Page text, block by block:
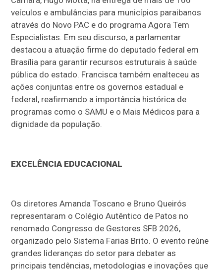
veículos e ambulâncias para municípios paraibanos
através do Novo PAC e do programa Agora Tem
Especialistas. Em seu discurso, a parlamentar
destacou a atuação firme do deputado federal em
Brasília para garantir recursos estruturais à saúde
pública do estado. Francisca também enalteceu as
ações conjuntas entre os governos estadual e
federal, reafirmando a importância histórica de
programas como o SAMU e o Mais Médicos para a
dignidade da população.
EXCELÊNCIA EDUCACIONAL
Os diretores Amanda Toscano e Bruno Queirós
representaram o Colégio Autêntico de Patos no
renomado Congresso de Gestores SFB 2026,
organizado pelo Sistema Farias Brito. O evento reúne
grandes lideranças do setor para debater as
principais tendências, metodologias e inovações que